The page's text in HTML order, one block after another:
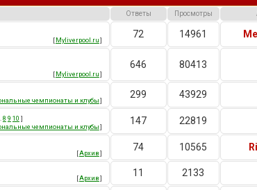
Ответы Просмотры
[Myliverpool.ru]
72 14961
[Myliverpool.ru]
646 80413
чемпионаты и клубы]
299 43929
8 9 10 ]
чемпионаты и клубы]
147 22819
[Архив]
74 10565
[Архив] 11 2133